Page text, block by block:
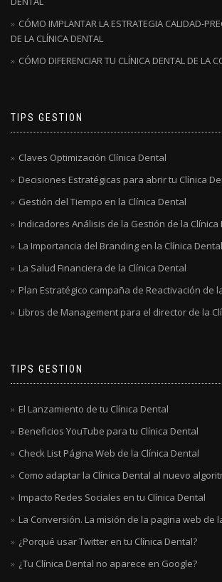
CÓMO IMPLANTAR LA ESTRATEGIA CALIDAD-
DE LA CLÍNICA DENTAL
CÓMO DIFERENCIAR TU CLÍNICA DENTAL DE LA
TIPS GESTION
Claves Optimización Clínica Dental
Decisiones Estratégicas para abrir tu Clínica
Gestión del Tiempo en la Clínica Dental
Indicadores Análisis de la Gestión de la Clínica
La Importancia del Branding en la Clínica Dental
La Salud Financiera de la Clínica Dental
Plan Estratégico campaña de Reactivación de
Libros de Management para el director de la
TIPS GESTION
El Lanzamiento de tu Clínica Dental
Beneficios YouTube para tu Clínica Dental
Check List Página Web de la Clínica Dental
Como adaptar la Clínica Dental al nuevo
Impacto Redes Sociales en tu Clínica Dental
La Conversión. La misión de la pagina web de
¿Porqué usar Twitter en tu Clínica Dental?
¿Tu Clínica Dental no aparece en Google?